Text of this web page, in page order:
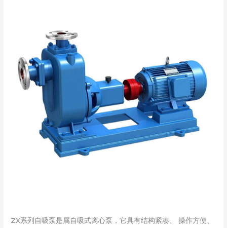
ZX系列自吸泵是属自吸式离心泵，它具有结构紧凑、 操作方便、